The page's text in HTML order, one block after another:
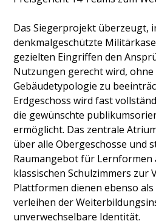
Das Siegerprojekt überzeugt,
denkmalgeschützte
gezielten Eingriffen den
Nutzungen gerecht wird, ohne
Gebäudetypologie zu
Erdgeschoss wird fast
die gewünschte
ermöglicht. Das zentrale
über alle Obergeschosse und
Raumangebot für Lernformen
klassischen Schulzimmers zur
Plattformen dienen ebenso
verleihen der
unverwechselbare Identität.